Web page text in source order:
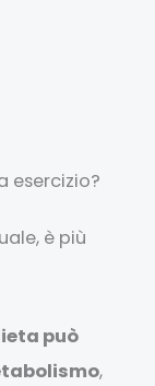
esercizio?
è più
può
,